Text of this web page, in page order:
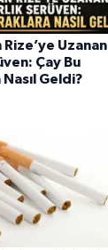
Rize’ye Uzanan
Çay Bu
Geldi?